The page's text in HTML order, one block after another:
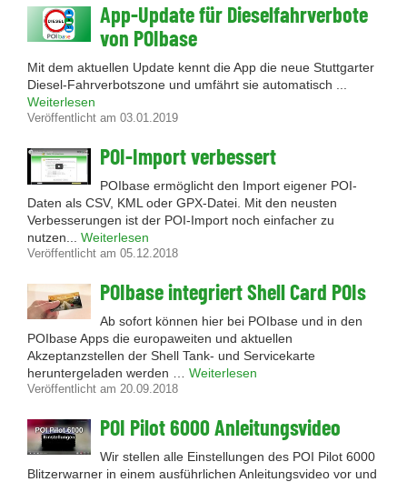
App-Update für Dieselfahrverbote
von POIbase
Mit dem aktuellen Update kennt die App die neue Stuttgarter
Diesel-Fahrverbotszone und umfährt sie automatisch ...
Weiterlesen
Veröffentlicht am 03.01.2019
POI-Import verbessert
POIbase ermöglicht den Import eigener POI-
Daten als CSV, KML oder GPX-Datei. Mit den neusten
Verbesserungen ist der POI-Import noch einfacher zu
nutzen... Weiterlesen
Veröffentlicht am 05.12.2018
POIbase integriert Shell Card POIs
Ab sofort können hier bei POIbase und in den
POIbase Apps die europaweiten und aktuellen
Akzeptanzstellen der Shell Tank- und Servicekarte
heruntergeladen werden … Weiterlesen
Veröffentlicht am 20.09.2018
POI Pilot 6000 Anleitungsvideo
Wir stellen alle Einstellungen des POI Pilot 6000
Blitzerwarner in einem ausführlichen Anleitungsvideo vor und